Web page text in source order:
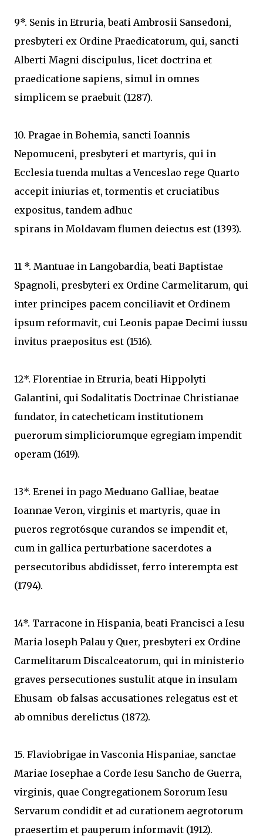
9*. Senis in Etruria, beati Ambrosii Sansedoni,
presbyteri ex Ordine Praedicatorum, qui, sancti
Alberti Magni discipulus, licet doctrina et
praedicatione sapiens, simul in omnes
simplicem se praebuit (1287).
10. Pragae in Bohemia, sancti Ioannis
Nepomuceni, presbyteri et martyris, qui in
Ecclesia tuenda multas a Venceslao rege Quarto
accepit iniurias et, tormentis et cruciatibus
expositus, tandem adhuc
spirans in Moldavam flumen deiectus est (1393).
11 *. Mantuae in Langobardia, beati Baptistae
Spagnoli, presbyteri ex Ordine Carmelitarum, qui
inter principes pacem conciliavit et Ordinem
ipsum reformavit, cui Leonis papae Decimi iussu
invitus praepositus est (1516).
12*. Florentiae in Etruria, beati Hippolyti
Galantini, qui Sodalitatis Doctrinae Christianae
fundator, in catecheticam institutionem
puerorum simpliciorumque egregiam impendit
operam (1619).
13*. Erenei in pago Meduano Galliae, beatae
Ioannae Veron, virginis et martyris, quae in
pueros regrot6sque curandos se impendit et,
cum in gallica perturbatione sacerdotes a
persecutoribus abdidisset, ferro interempta est
(1794).
14*. Tarracone in Hispania, beati Francisci a Iesu
Maria loseph Palau y Quer, presbyteri ex Ordine
Carmelitarum Discalceatorum, qui in ministerio
graves persecutiones sustulit atque in insulam
Ehusam ob falsas accusationes relegatus est et
ab omnibus derelictus (1872).
15. Flaviobrigae in Vasconia Hispaniae, sanctae
Mariae Iosephae a Corde Iesu Sancho de Guerra,
virginis, quae Congregationem Sororum Iesu
Servarum condidit et ad curationem aegrotorum
praesertim et pauperum informavit (1912).